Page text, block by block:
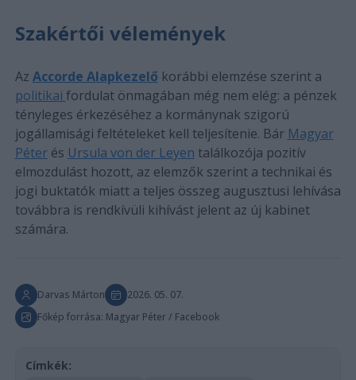
Szakértői vélemények
Az Accorde Alapkezelő korábbi elemzése szerint a
politikai fordulat önmagában még nem elég: a pénzek
tényleges érkezéséhez a kormánynak szigorú
jogállamisági feltételeket kell teljesítenie. Bár Magyar
Péterés Ursula von der Leyen találkozója pozitív
elmozdulást hozott, az elemzők szerint a technikai és
jogi buktatók miatt a teljes összeg augusztusi lehívása
továbbra is rendkívüli kihívást jelent az új kabinet
számára.
Darvas Márton
2026. 05. 07.
Főkép forrása: Magyar Péter / Facebook
Címkék: